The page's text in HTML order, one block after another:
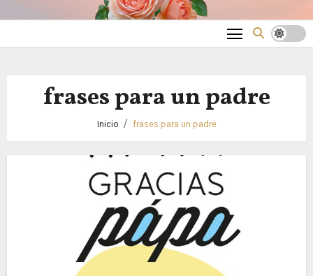
frases para un padre
Inicio frases para un padre